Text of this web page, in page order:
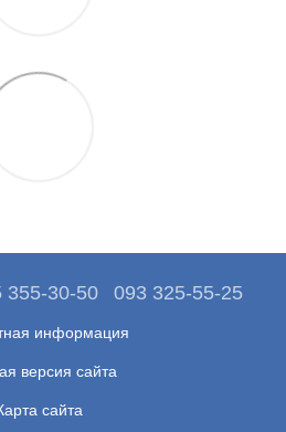
355-30-50 093 325-55-25
информация
версия сайта
сайта